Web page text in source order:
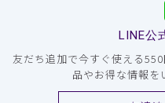
LINE公
友だち追加で今すぐ使える
品やお得な情報を